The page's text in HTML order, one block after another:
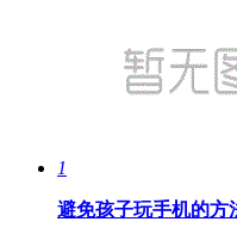
1
避免孩子玩手机的方